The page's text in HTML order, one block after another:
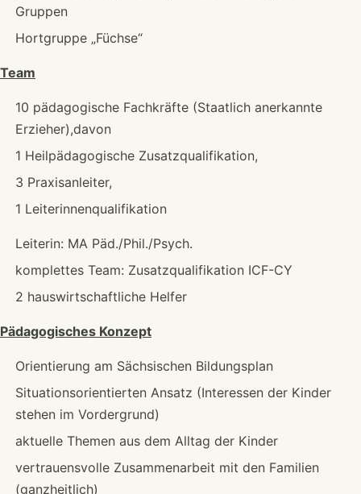
Gruppen
Hortgruppe „Füchse“
Team
10 pädagogische Fachkräfte (Staatlich anerkannte
Erzieher),davon
1 Heilpädagogische Zusatzqualifikation,
3 Praxisanleiter,
1 Leiterinnenqualifikation
Leiterin: MA Päd./Phil./Psych.
komplettes Team: Zusatzqualifikation ICF-CY
2 hauswirtschaftliche Helfer
Pädagogisches Konzept
Orientierung am Sächsischen Bildungsplan
Situationsorientierten Ansatz (Interessen der Kinder
stehen im Vordergrund)
aktuelle Themen aus dem Alltag der Kinder
vertrauensvolle Zusammenarbeit mit den Familien
(ganzheitlich)